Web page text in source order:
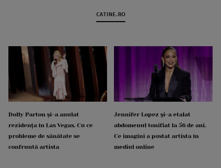
CATINE.RO
Dolly Parton și-a anulat
rezidența în Las Vegas. Cu ce
probleme de sănătate se
confruntă artista
Jennifer Lopez și-a etalat
abdomenul tonifiat la 56 de ani.
Ce imagini a postat artista în
mediul online